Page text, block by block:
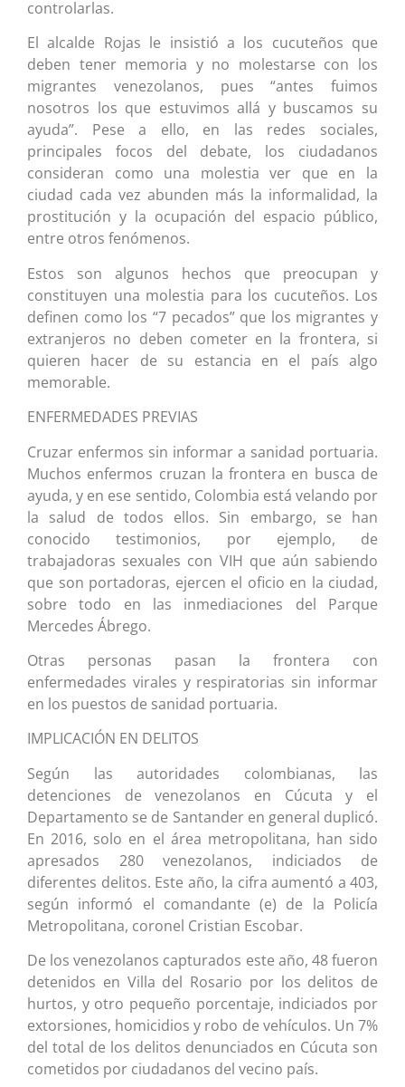
controlarlas.
El alcalde Rojas le insistió a los cucuteños que
deben tener memoria y no molestarse con los
migrantes venezolanos, pues “antes fuimos
nosotros los que estuvimos allá y buscamos su
ayuda”. Pese a ello, en las redes sociales,
principales focos del debate, los ciudadanos
consideran como una molestia ver que en la
ciudad cada vez abunden más la informalidad, la
prostitución y la ocupación del espacio público,
entre otros fenómenos.
Estos son algunos hechos que preocupan y
constituyen una molestia para los cucuteños. Los
definen como los “7 pecados” que los migrantes y
extranjeros no deben cometer en la frontera, si
quieren hacer de su estancia en el país algo
memorable.
ENFERMEDADES PREVIAS
Cruzar enfermos sin informar a sanidad portuaria.
Muchos enfermos cruzan la frontera en busca de
ayuda, y en ese sentido, Colombia está velando por
la salud de todos ellos. Sin embargo, se han
conocido testimonios, por ejemplo, de
trabajadoras sexuales con VIH que aún sabiendo
que son portadoras, ejercen el oficio en la ciudad,
sobre todo en las inmediaciones del Parque
Mercedes Ábrego.
Otras personas pasan la frontera con
enfermedades virales y respiratorias sin informar
en los puestos de sanidad portuaria.
IMPLICACIÓN EN DELITOS
Según las autoridades colombianas, las
detenciones de venezolanos en Cúcuta y el
Departamento se de Santander en general duplicó.
En 2016, solo en el área metropolitana, han sido
apresados 280 venezolanos, indiciados de
diferentes delitos. Este año, la cifra aumentó a 403,
según informó el comandante (e) de la Policía
Metropolitana, coronel Cristian Escobar.
De los venezolanos capturados este año, 48 fueron
detenidos en Villa del Rosario por los delitos de
hurtos, y otro pequeño porcentaje, indiciados por
extorsiones, homicidios y robo de vehículos. Un 7%
del total de los delitos denunciados en Cúcuta son
cometidos por ciudadanos del vecino país.